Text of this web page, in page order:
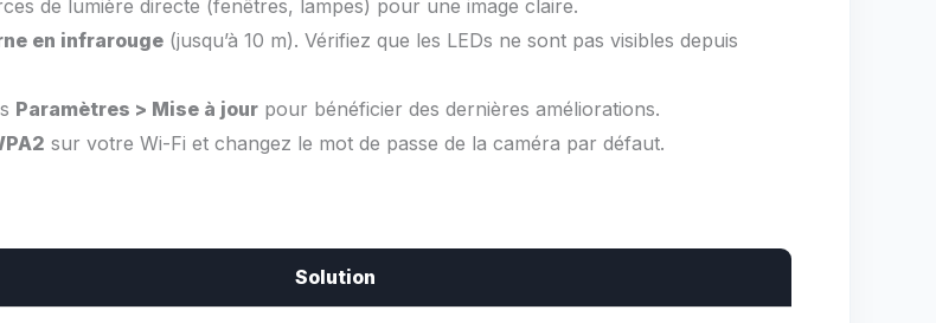
de lumière directe (fenêtres, lampes) pour une image claire.
en infrarouge (jusqu’à 10 m). Vérifiez que les LEDs ne sont pas visibles depuis
Paramètres > Mise à jour pour bénéficier des dernières améliorations.
sur votre Wi-Fi et changez le mot de passe de la caméra par défaut.
Solution